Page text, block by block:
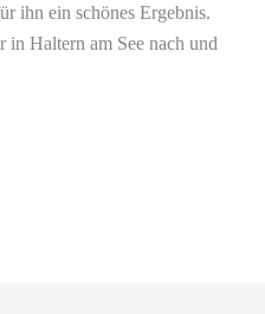
ihn ein schönes Ergebnis.
in Haltern am See nach und